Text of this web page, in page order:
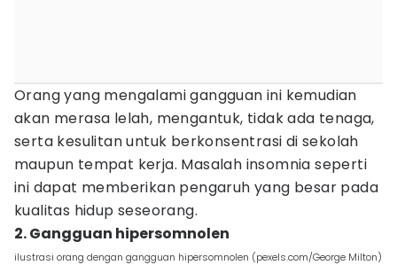
Orang yang mengalami gangguan ini kemudian
akan merasa lelah, mengantuk, tidak ada tenaga,
serta kesulitan untuk berkonsentrasi di sekolah
maupun tempat kerja. Masalah insomnia seperti
ini dapat memberikan pengaruh yang besar pada
kualitas hidup seseorang.
2. Gangguan hipersomnolen
ilustrasi orang dengan gangguan hipersomnolen (pexels.com/George Milton)